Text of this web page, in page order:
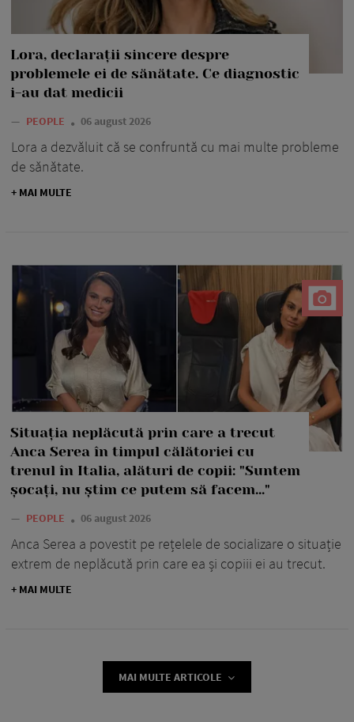
Lora, declarații sincere despre
problemele ei de sănătate. Ce diagnostic
i-au dat medicii
— PEOPLE 06 august 2026
Lora a dezvăluit că se confruntă cu mai multe probleme
de sănătate.
+ MAI MULTE
Situația neplăcută prin care a trecut
Anca Serea în timpul călătoriei cu
trenul în Italia, alături de copii: "Suntem
șocați, nu știm ce putem să facem..."
— PEOPLE 06 august 2026
Anca Serea a povestit pe rețelele de socializare o situație
extrem de neplăcută prin care ea și copiii ei au trecut.
+ MAI MULTE
MAI MULTE ARTICOLE